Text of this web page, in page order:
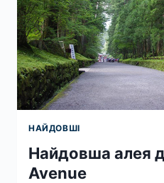
НАЙДОВШІ
Найдовша алея
Avenue